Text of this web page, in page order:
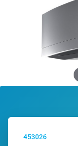
453026